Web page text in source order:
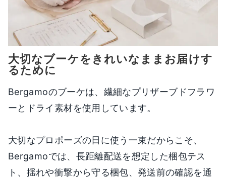
大切なブーケをきれいなままお届けす
るために
Bergamoのブーケは、繊細なプリザーブドフラワ
ーとドライ素材を使用しています。
大切なプロポーズの日に使う一束だからこそ、
Bergamoでは、長距離配送を想定した梱包テス
ト、揺れや衝撃から守る梱包、発送前の確認を通